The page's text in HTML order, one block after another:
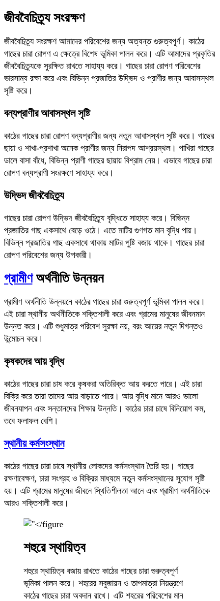
জীববৈচিত্র্য সংরক্ষণ
জীববৈচিত্র্য সংরক্ষণ আমাদের পরিবেশের জন্য অত্যন্ত গুরুত্বপূর্ণ। কাঠের
গাছের চারা রোপণ এ ক্ষেত্রে বিশেষ ভূমিকা পালন করে। এটি আমাদের প্রকৃতির
জীববৈচিত্র্যকে সুরক্ষিত রাখতে সাহায্য করে। গাছের চারা রোপণ পরিবেশের
ভারসাম্য রক্ষা করে এবং বিভিন্ন প্রজাতির উদ্ভিদ ও প্রাণীর জন্য আবাসস্থল
সৃষ্টি করে।
বন্যপ্রাণীর আবাসস্থল সৃষ্টি
কাঠের গাছের চারা রোপণ বন্যপ্রাণীর জন্য নতুন আবাসস্থল সৃষ্টি করে। গাছের
ছায়া ও শাখা-প্রশাখা অনেক প্রাণীর জন্য নিরাপদ আশ্রয়স্থল। পাখিরা গাছের
ডালে বাসা বাঁধে, বিভিন্ন প্রাণী গাছের ছায়ায় বিশ্রাম নেয়। এভাবে গাছের চারা
রোপণ বন্যপ্রাণী সংরক্ষণে সাহায্য করে।
উদ্ভিদ জীববৈচিত্র্য
গাছের চারা রোপণ উদ্ভিদ জীববৈচিত্র্য বৃদ্ধিতে সাহায্য করে। বিভিন্ন
প্রজাতির গাছ একসাথে বেড়ে ওঠে। এতে মাটির গুণগত মান বৃদ্ধি পায়।
বিভিন্ন প্রজাতির গাছ একসাথে থাকায় মাটির পুষ্টি বজায় থাকে। গাছের চারা
রোপণ পরিবেশের জন্য উপকারী।
গ্রামীণঅর্থনীতি উন্নয়ন
গ্রামীণ অর্থনীতি উন্নয়নে কাঠের গাছের চারা গুরুত্বপূর্ণ ভূমিকা পালন করে।
এই চারা স্থানীয় অর্থনীতিকে শক্তিশালী করে এবং গ্রামের মানুষের জীবনমান
উন্নত করে। এটি শুধুমাত্র পরিবেশ সুরক্ষা নয়, বরং আয়ের নতুন দিগন্তও
উন্মোচন করে।
কৃষকদের আয় বৃদ্ধি
কাঠের গাছের চারা চাষ করে কৃষকরা অতিরিক্ত আয় করতে পারে। এই চারা
বিক্রি করে তারা তাদের আয় বাড়াতে পারে। আয় বৃদ্ধি মানে আরও ভালো
জীবনযাপন এবং সন্তানদের শিক্ষার উন্নতি। কাঠের চারা চাষে বিনিয়োগ কম,
তবে ফলাফল বেশি।
স্থানীয় কর্মসংস্থান
কাঠের গাছের চারা চাষে স্থানীয় লোকদের কর্মসংস্থান তৈরি হয়। গাছের
রক্ষণাবেক্ষণ, চারা সংগ্রহ ও বিক্রির মাধ্যমে নতুন কর্মসংস্থানের সুযোগ সৃষ্টি
হয়। এটি গ্রামের মানুষের জীবনে স্থিতিশীলতা আনে এবং গ্রামীণ অর্থনীতিকে
আরও শক্তিশালী করে।
শহুরে স্থায়িত্ব
শহুরে স্থায়িত্ব বজায় রাখতে কাঠের গাছের চারা গুরুত্বপূর্ণ
ভূমিকা পালন করে। শহরের সবুজায়ন ও তাপমাত্রা নিয়ন্ত্রণে
কাঠের গাছের চারা অবদান রাখে। এটি শহরের পরিবেশের মান